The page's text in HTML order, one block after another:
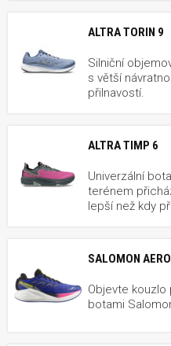
ALTRA TORIN 9
Silniční
s větší
přilnavostí.
ALTRA TIMP 6
Univerzální
terénem
lepší než kdy
SALOMON
Objevte kouzlo
botami